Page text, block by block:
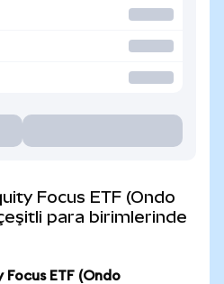
Focus ETF (Ondo
para birimlerinde
ETF (Ondo